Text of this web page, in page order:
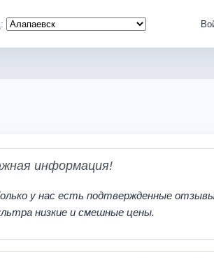
информация!
у нас есть подтвержденные
низкие и смешные цены.